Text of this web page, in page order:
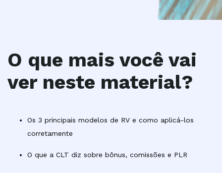
O que mais você vai
ver neste material?
Os 3 principais modelos de RV e como aplicá-los
corretamente
O que a CLT diz sobre bônus, comissões e PLR